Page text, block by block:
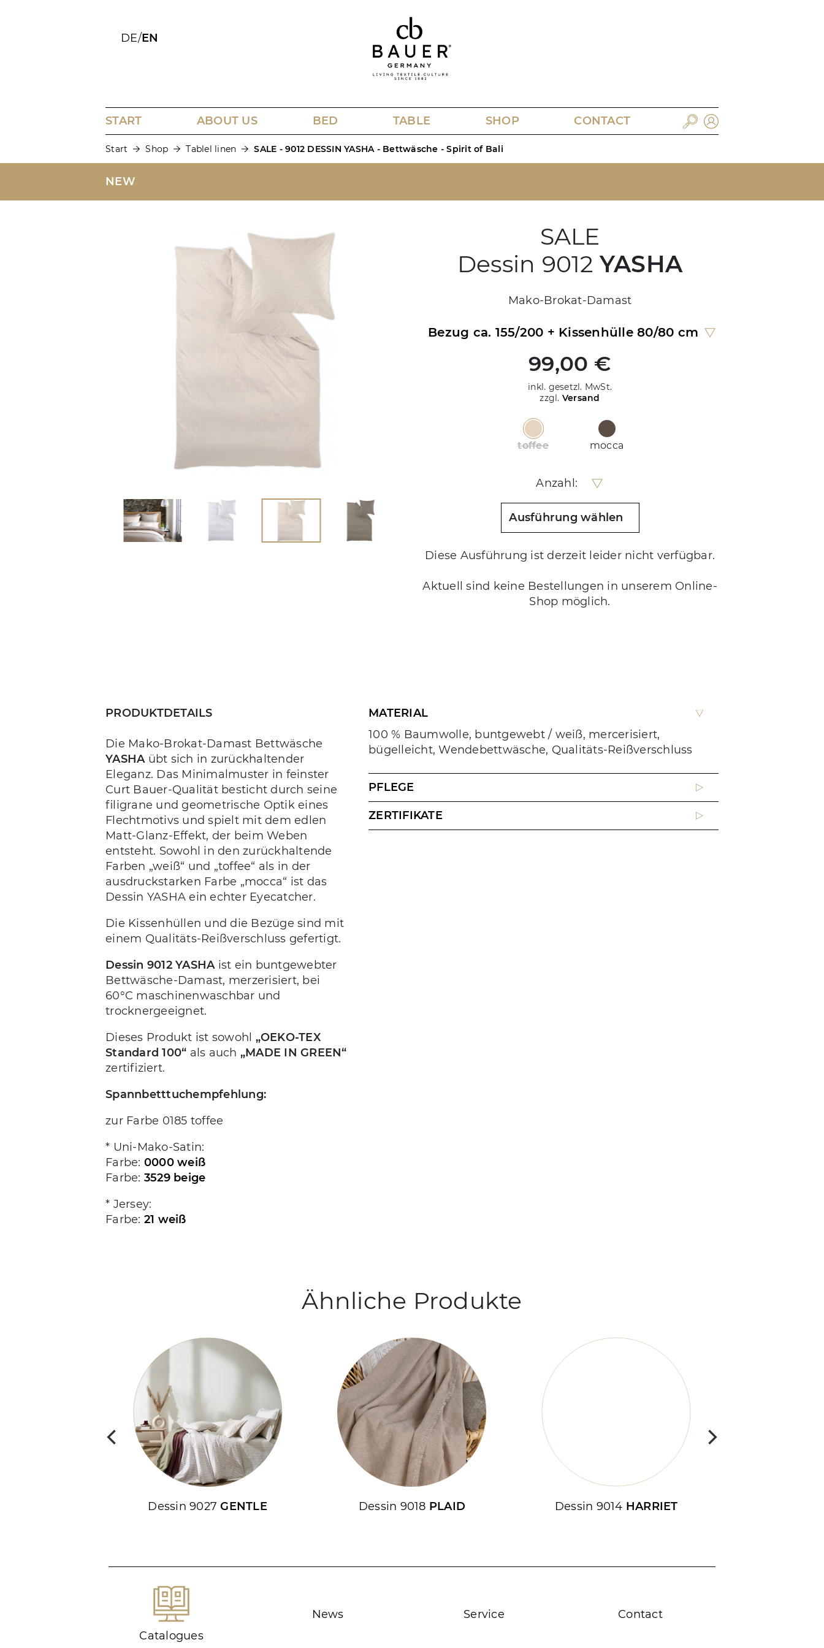
DE/EN
START ABOUT US BED TABLE SHOP CONTACT
Start Shop Tablel linen SALE - 9012 DESSIN YASHA - Bettwäsche - Spirit of Bali
NEW
SALE
Dessin 9012 YASHA
Mako-Brokat-Damast
Bezug ca. 155/200 + Kissenhülle 80/80 cm
99,00 €
inkl. gesetzl. MwSt.
zzgl. Versand
toffee mocca
Anzahl:
Ausführung wählen
Diese Ausführung ist derzeit leider nicht verfügbar.
Aktuell sind keine Bestellungen in unserem Online-
Shop möglich.
PRODUKTDETAILS
Die Mako-Brokat-Damast Bettwäsche
YASHA übt sich in zurückhaltender
Eleganz. Das Minimalmuster in feinster
Curt Bauer-Qualität besticht durch seine
filigrane und geometrische Optik eines
Flechtmotivs und spielt mit dem edlen
Matt-Glanz-Effekt, der beim Weben
entsteht. Sowohl in den zurückhaltende
Farben „weiß“ und „toffee“ als in der
ausdruckstarken Farbe „mocca“ ist das
Dessin YASHA ein echter Eyecatcher.
Die Kissenhüllen und die Bezüge sind mit
einem Qualitäts-Reißverschluss gefertigt.
Dessin 9012 YASHAist ein buntgewebter
Bettwäsche-Damast, merzerisiert, bei
60°C maschinenwaschbar und
trocknergeeignet.
Dieses Produkt ist sowohl „OEKO-TEX
Standard 100“ als auch „MADE IN GREEN“
zertifiziert.
Spannbetttuchempfehlung:
zur Farbe 0185 toffee
* Uni-Mako-Satin:
Farbe: 0000 weiß
Farbe: 3529 beige
* Jersey:
Farbe: 21 weiß
MATERIAL
100 % Baumwolle, buntgewebt / weiß, mercerisiert,
bügelleicht, Wendebettwäsche, Qualitäts-Reißverschluss
PFLEGE
ZERTIFIKATE
Ähnliche Produkte
Dessin 9027GENTLE Dessin 9018 PLAID Dessin 9014 HARRIET
Catalogues
News Service Contact